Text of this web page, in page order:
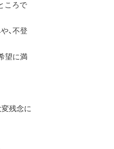
ころで
、不登
望に満
残念に